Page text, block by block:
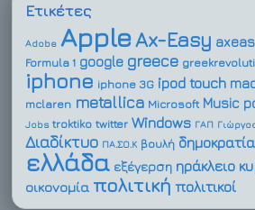
Ετικέτες
Adobe AppleAx-Easy
Formula 1 google greece
iphone iphone 3G ipod touch
mclaren metallica Microsoft Music
Jobs troktiko twitter Windows ΓΑΠ
Διαδίκτυο ΠΑ.ΣΟ.Κ βουλή δημοκρατία
ελλάδα εξέγερση ηράκλειο
οικονομία πολιτική πολιτικοί